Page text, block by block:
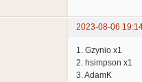
2023-08-06
1. Gzynio x1
2. hsimpson x1
3. AdamK